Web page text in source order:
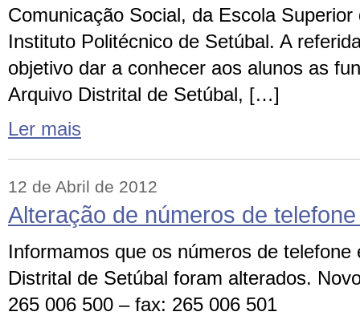
Comunicação Social, da Escola
Instituto Politécnico de Setúbal. A
objetivo dar a conhecer aos alunos as
Arquivo Distrital de Setúbal, […]
Ler mais
12 de Abril de 2012
Alteração de números de
Informamos que os números de telefone
Distrital de Setúbal foram alterados.
265 006 500 – fax: 265 006 501